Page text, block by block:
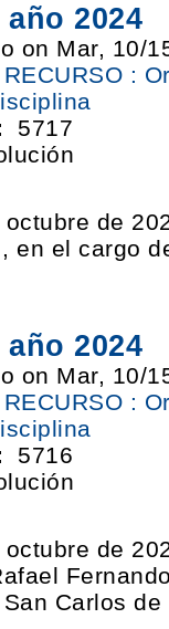
2024
on Mar, 10/
:
5717
de
en el cargo
2024
on Mar, 10/
:
5716
de
Carlos